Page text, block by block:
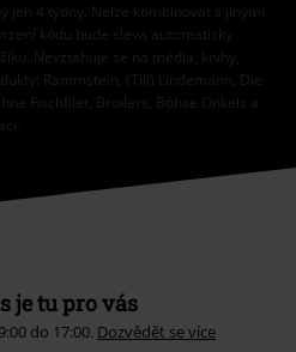
jen 4 týdny. Nelze kombinovat s jinými
kódu bude sleva automaticky
Nevztahuje se na média, knihy,
Rammstein, (Till) Lindemann, Die
Fischfilet, Broilers, Böhse Onkelz a
je tu pro vás
do 17:00. Dozvědět se více